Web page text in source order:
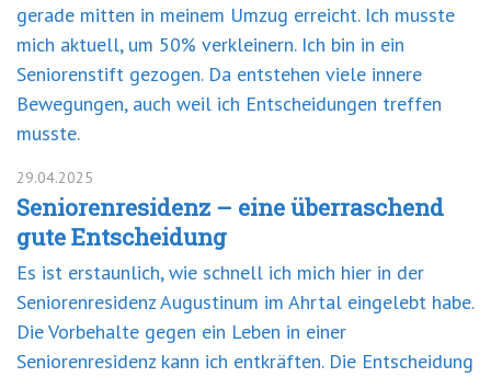
gerade mitten in meinem Umzug erreicht. Ich musste
mich aktuell, um 50% verkleinern. Ich bin in ein
Seniorenstift gezogen. Da entstehen viele innere
Bewegungen, auch weil ich Entscheidungen treffen
musste.
29.04.2025
Seniorenresidenz – eine überraschend
gute Entscheidung
Es ist erstaunlich, wie schnell ich mich hier in der
Seniorenresidenz Augustinum im Ahrtal eingelebt habe.
Die Vorbehalte gegen ein Leben in einer
Seniorenresidenz kann ich entkräften. Die Entscheidung